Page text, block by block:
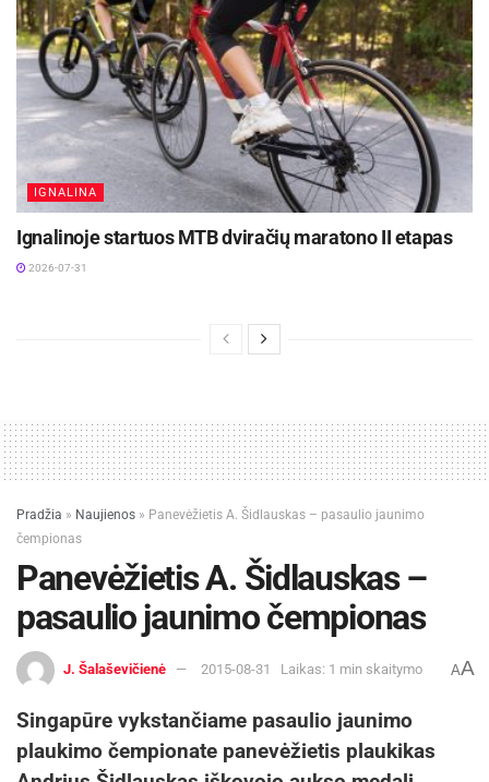
IGNALINA
Ignalinoje startuos MTB dviračių maratono II etapas
2026-07-31
Pradžia » Naujienos » Panevėžietis A. Šidlauskas – pasaulio jaunimo
čempionas
Panevėžietis A. Šidlauskas –
pasaulio jaunimo čempionas
J. Šalaševičienė 2015-08-31 Laikas: 1 min skaitymo AA
Singapūre vykstančiame pasaulio jaunimo
plaukimo čempionate panevėžietis plaukikas